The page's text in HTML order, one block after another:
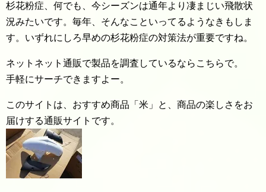
杉花粉症、何でも、今シーズンは通年より凄まじい飛散状
況みたいです。毎年、そんなこといってるようなきもしま
す。いずれにしろ早めの杉花粉症の対策法が重要ですね。
ネットネット通販で製品を調査しているならこちらで。
手軽にサーチできますよー。
このサイトは、おすすめ商品「米」と、商品の楽しさをお
届けする通販サイトです。